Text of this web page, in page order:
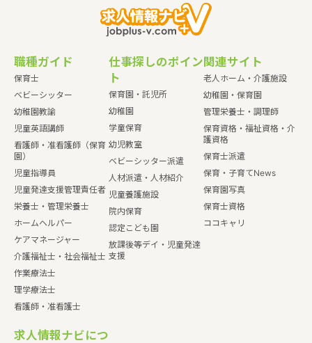
職種ガイド
保育士
ベビーシッター
幼稚園教諭
児童英語講師
看護師・准看護師（保育
園）
児童指導員
児童発達支援管理責任者
栄養士・管理栄養士
ホームヘルパー
ケアマネージャー
介護福祉士・社会福祉士
作業療法士
理学療法士
看護師・准看護士
仕事探しのポイン
ト
保育園・託児所
幼稚園
学童保育
幼児教室
ベビーシッター派遣
人材派遣・人材紹介
児童養護施設
院内保育
認定こども園
放課後等デイ・児童発達
支援
関連サイト
老人ホーム・介護施設
幼稚園・保育園
管理栄養士・調理師
保育資格・福祉資格・介
護資格
保育士派遣
保育・子育てNews
保育園写真
保育士資格
ココキャリ
求人情報ナビにつ